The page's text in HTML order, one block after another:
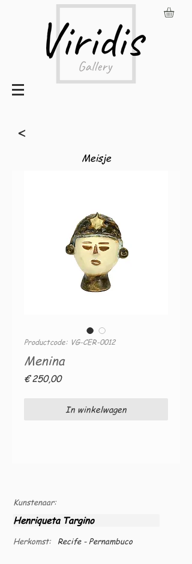
<
Meisje
Productcode: VG-CER-0012
Menina
€ 250,00Prijs
In winkelwagen
Kunstenaar:
Henriqueta Targino
Herkomst: Recife - Pernambuco